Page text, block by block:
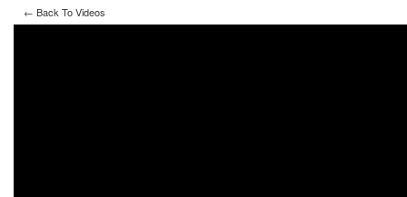
← Back To Videos